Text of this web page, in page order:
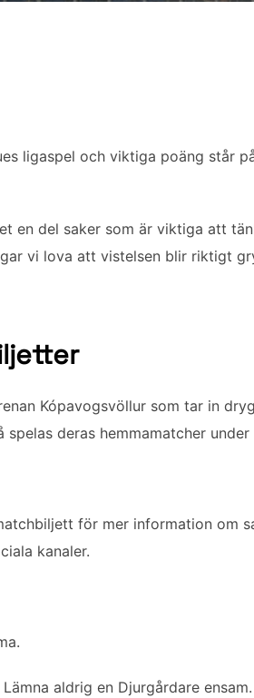
ligaspel och viktiga poäng står
en del saker som är viktiga att
vi lova att vistelsen blir riktigt
Kópavogsvöllur som tar in
deras hemmamatcher
för mer information om
kanaler.
aldrig en Djurgårdare ensam.